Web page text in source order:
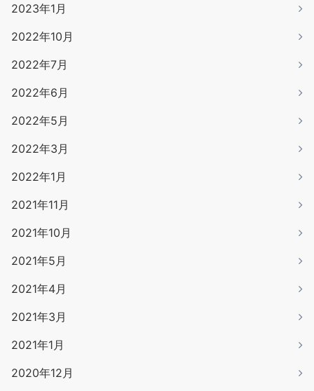
2023年1月
2022年10月
2022年7月
2022年6月
2022年5月
2022年3月
2022年1月
2021年11月
2021年10月
2021年5月
2021年4月
2021年3月
2021年1月
2020年12月